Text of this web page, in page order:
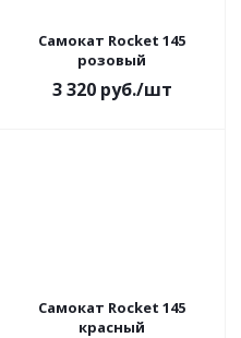
Самокат Rocket 145
розовый
3 320руб./шт
Самокат Rocket 145
красный